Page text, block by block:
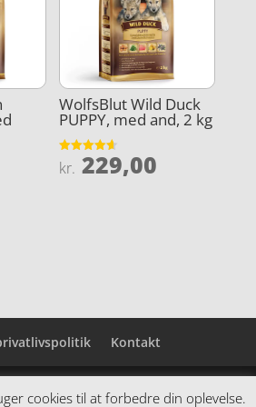
WolfsBlut Wild Duck
PUPPY, med and, 2 kg
Vurderet
4.6
kr. 229,00
Kontakt
samler et bredt udvalg af
cookies til at forbedre din oplevelse.